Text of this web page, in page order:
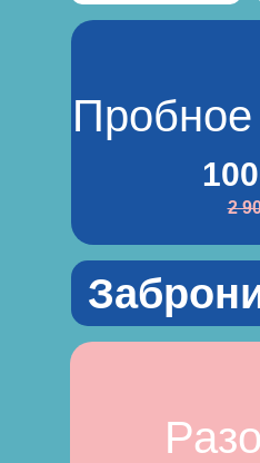
2
Пробное